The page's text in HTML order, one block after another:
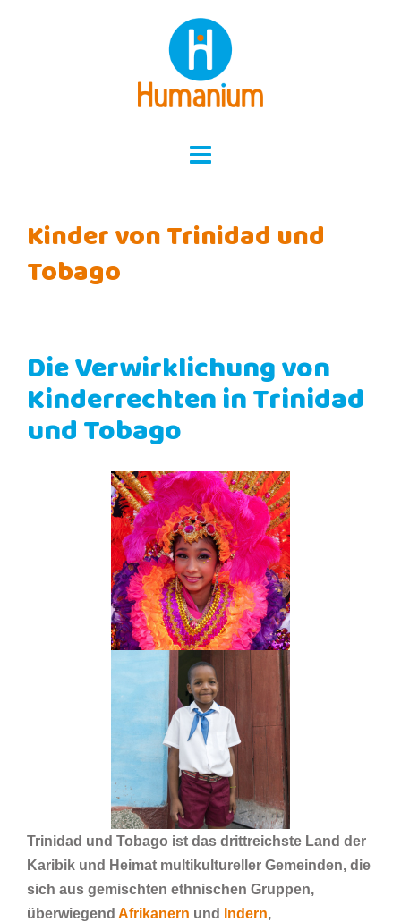
Kinder von Trinidad und
Tobago
Die Verwirklichung von
Kinderrechten in Trinidad
und Tobago
Trinidad und Tobago ist das drittreichste Land der
Karibik und Heimat multikultureller Gemeinden, die
sich aus gemischten ethnischen Gruppen,
überwiegend Afrikanern und Indern,